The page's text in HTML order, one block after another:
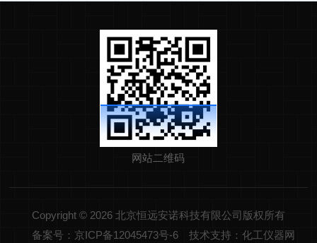
网站二维码
Copyright © 2026 北京恒远安诺科技有限公司版权所有
备案号：京ICP备12045473号-6
技术支持：化工仪器网